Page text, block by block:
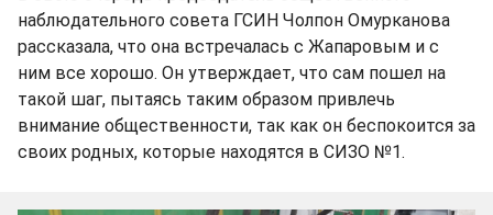
наблюдательного совета ГСИН Чолпон Омурканова
рассказала, что она встречалась с Жапаровым и с
ним все хорошо. Он утверждает, что сам пошел на
такой шаг, пытаясь таким образом привлечь
внимание общественности, так как он беспокоится за
своих родных, которые находятся в СИЗО №1.